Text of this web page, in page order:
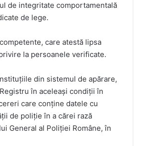
de integritate comportamentală
de lege.
care atestă lipsa
la persoanele verificate.
din sistemul de apărare,
în aceleași condiții în
care conține datele cu
de poliție în a cărei rază
General al Poliției Române, în